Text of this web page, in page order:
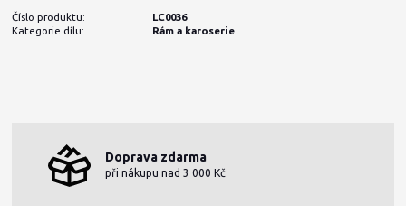
Číslo produktu:
LC0036
Kategorie dílu:
Rám a karoserie
Doprava zdarma
při nákupu nad 3 000 Kč